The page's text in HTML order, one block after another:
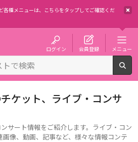
種メニューは、
こちらをタップしてご確認くだ
ログイン 会員登録 メニュー
ケット、ライブ・コンサ
サート情報をご紹介します。ライブ・コン
像、動画、記事など、様々な情報コンテ